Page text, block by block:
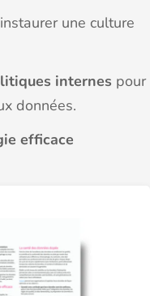
une culture
internes pour
données.
efficace
et rentable.